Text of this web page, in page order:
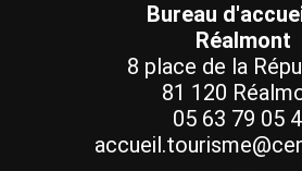
Bureau
Réalmont
8 place de la
81 120
05 63 79 05